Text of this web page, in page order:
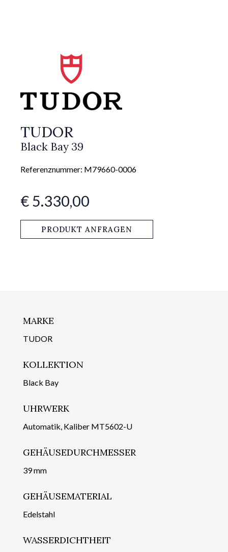
TUDOR
Black Bay 39
Referenznummer: M79660-0006
€ 5.330,00
PRODUKT ANFRAGEN
MARKE
TUDOR
KOLLEKTION
Black Bay
UHRWERK
Automatik, Kaliber MT5602-U
GEHÄUSEDURCHMESSER
39 mm
GEHÄUSEMATERIAL
Edelstahl
WASSERDICHTHEIT